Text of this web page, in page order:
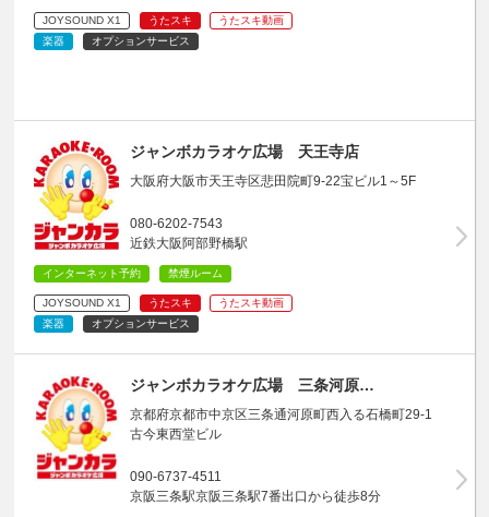
JOYSOUND X1 うたスキ
うたスキ動画
楽器
オプションサービス
ジャンボカラオケ広場 天王寺店
大阪府大阪市天王寺区悲田院町9-22宝ビル1～5F
080-6202-7543
近鉄大阪阿部野橋駅
インターネット予約 禁煙ルーム
JOYSOUND X1 うたスキ
うたスキ動画
楽器
オプションサービス
ジャンボカラオケ広場 三条河原…
京都府京都市中京区三条通河原町西入る石橋町29-1
古今東西堂ビル
090-6737-4511
京阪三条駅京阪三条駅7番出口から徒歩8分